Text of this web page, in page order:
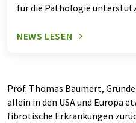
für die Pathologie
NEWS LESEN
Prof. Thomas Baumert,
allein in den USA und Europa
fibrotische Erkrankungen